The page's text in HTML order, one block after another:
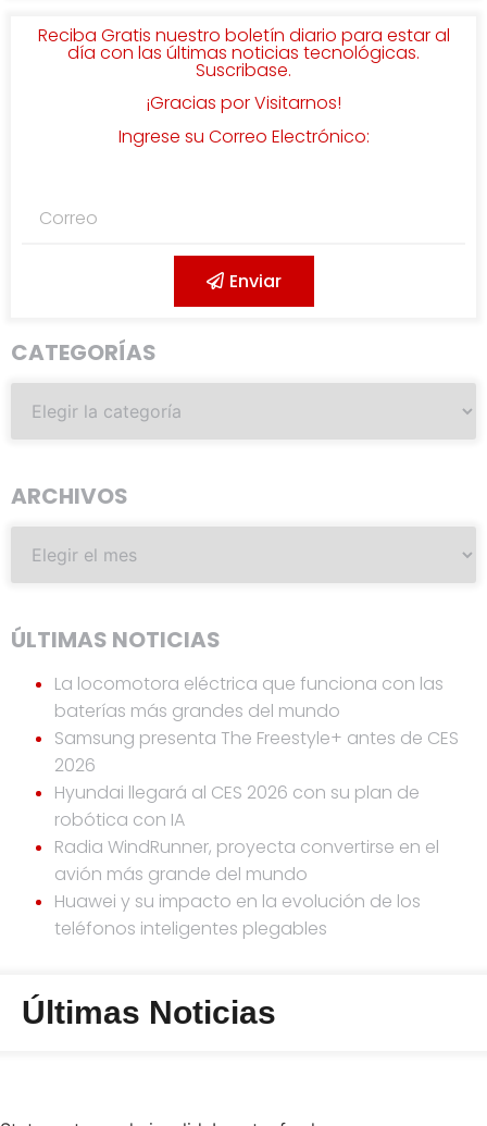
Reciba Gratis nuestro boletín diario para estar al
día con las últimas noticias tecnológicas.
Suscribase.
¡Gracias por Visitarnos!
Ingrese su Correo Electrónico:
Enviar
CATEGORÍAS
ARCHIVOS
ÚLTIMAS NOTICIAS
La locomotora eléctrica que funciona con las
baterías más grandes del mundo
Samsung presenta The Freestyle+ antes de CES
2026
Hyundai llegará al CES 2026 con su plan de
robótica con IA
Radia WindRunner, proyecta convertirse en el
avión más grande del mundo
Huawei y su impacto en la evolución de los
teléfonos inteligentes plegables
Últimas Noticias